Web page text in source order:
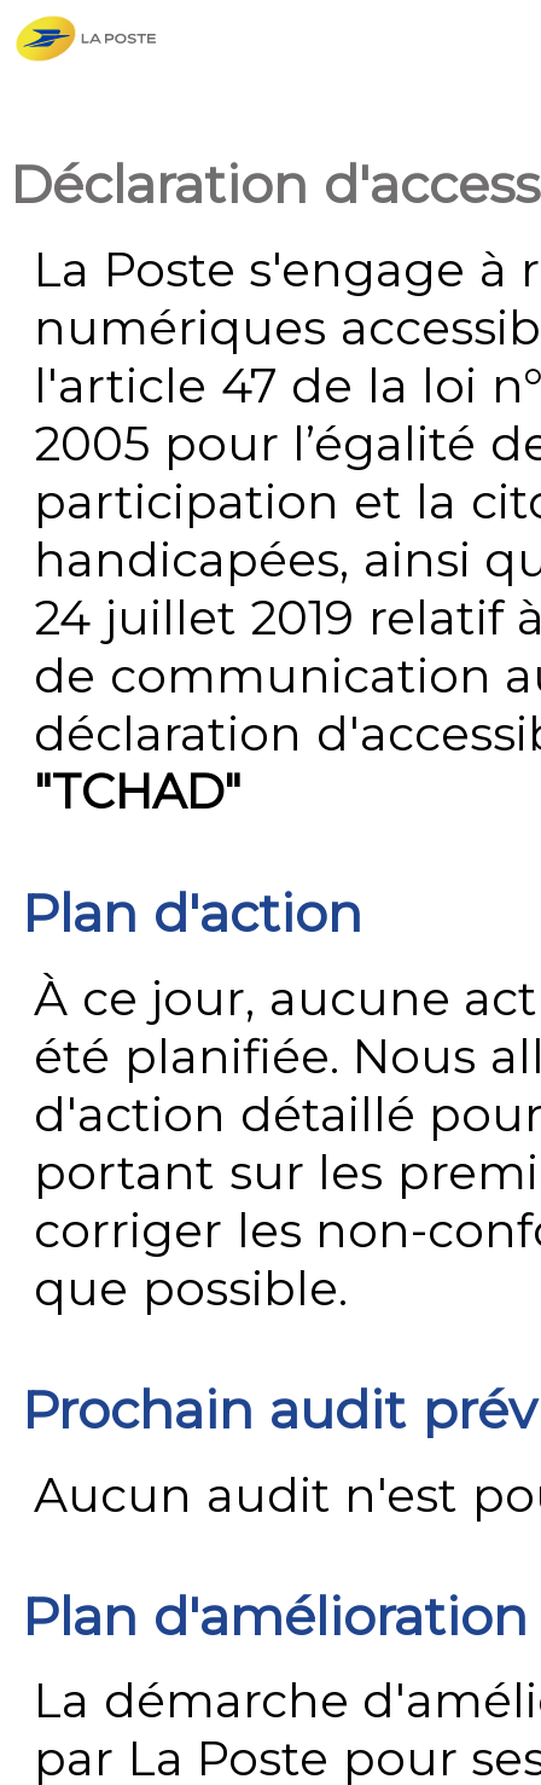
Déclaration
La Poste s'engage à
numériques
l'article 47 de la loi
2005 pour l’égalité
participation et la
handicapées, ainsi
24 juillet 2019 relatif
de communication
déclaration
"TCHAD"
Plan d'action
À ce jour, aucune
été planifiée. Nous
d'action détaillé
portant sur les
corriger les non-
que possible.
Prochain audit
Aucun audit n'est
Plan
La démarche
par La Poste pour